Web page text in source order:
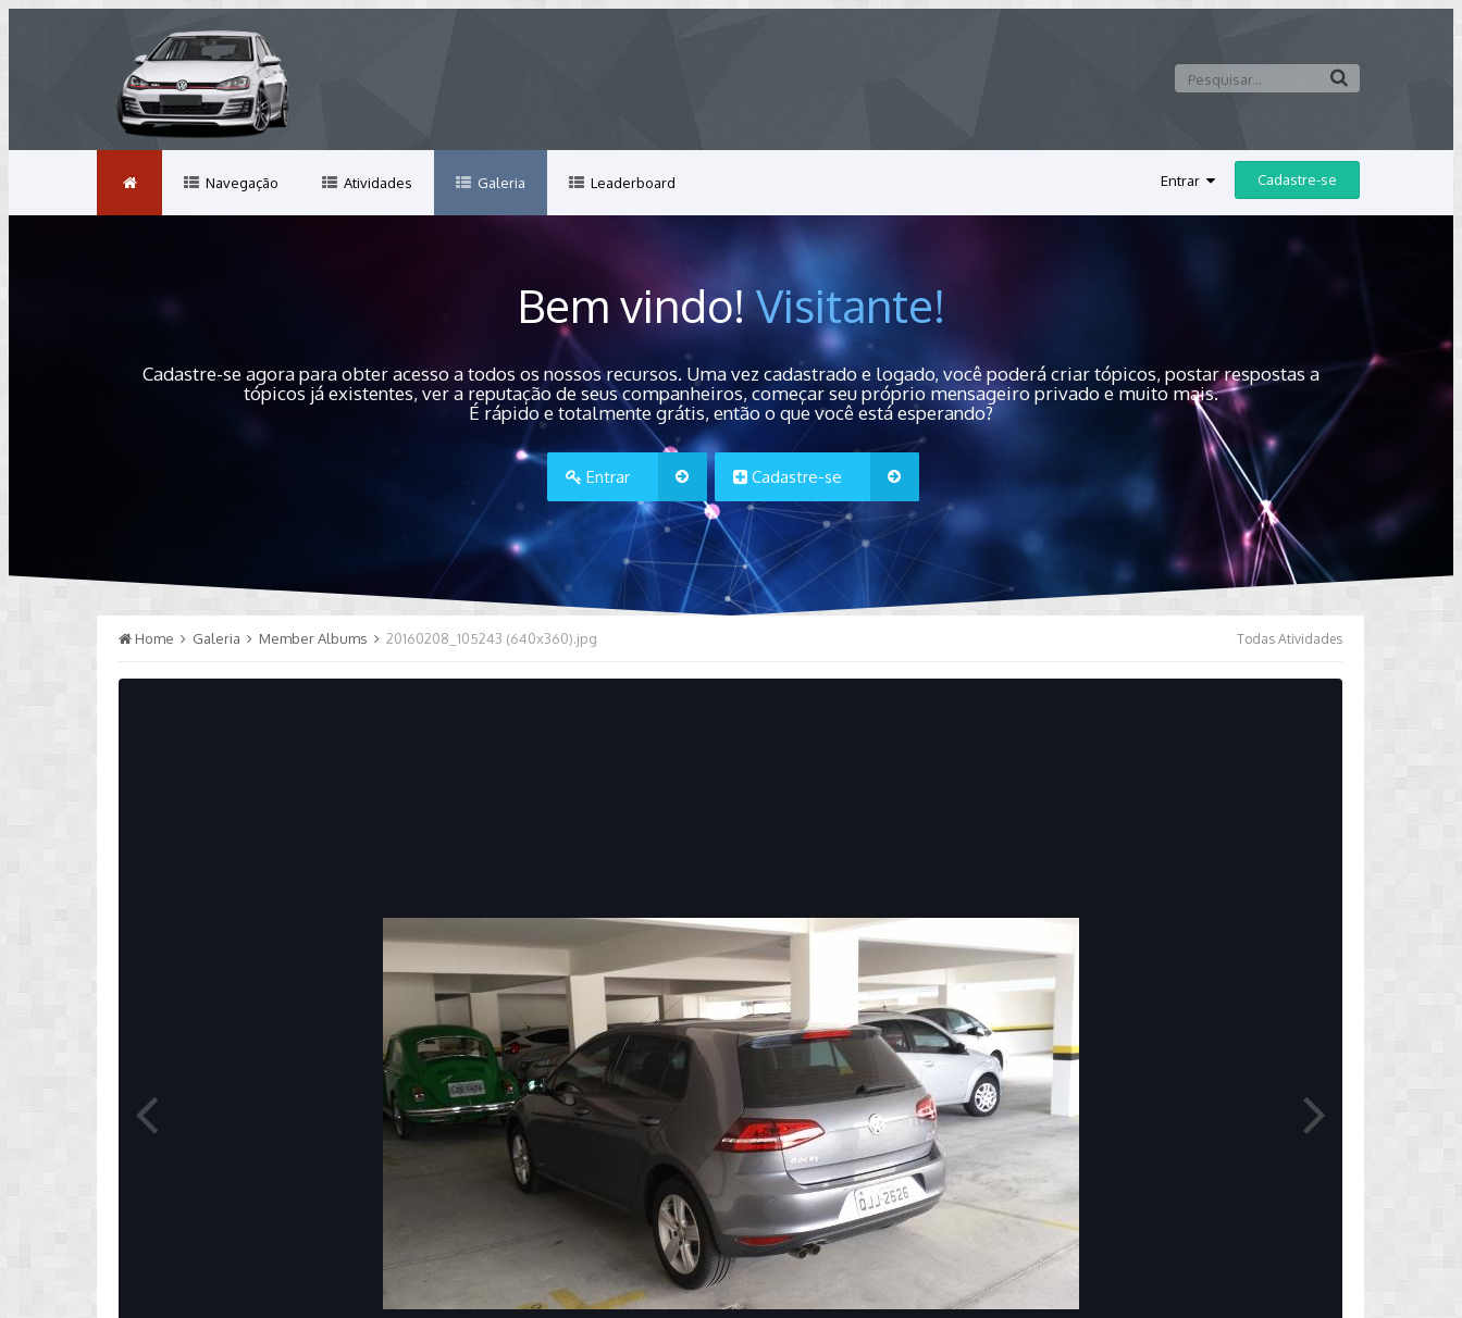
Entrar Cadastre-se
Navegação Atividades Galeria Leaderboard
Bem vindo!Visitante!
Cadastre-se agora para obter acesso a todos os nossos recursos. Uma vez cadastrado e logado, você poderá criar tópicos, postar respostas a
tópicos já existentes, ver a reputação de seus companheiros, começar seu próprio mensageiro privado e muito mais.
É rápido e totalmente grátis, então o que você está esperando?
Entrar Cadastre-se
Todas Atividades
Home Galeria Member Albums 20160208_105243 (640x360).jpg